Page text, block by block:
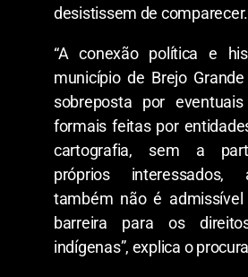
desistissem de comparecer.
“A conexão política e
município de Brejo
sobreposta por
formais feitas por
cartografia, sem a
próprios interessados,
também não é
barreira para os
indígenas”, explica o